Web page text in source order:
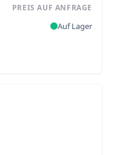
PREIS AUF ANFRAGE
Auf Lager